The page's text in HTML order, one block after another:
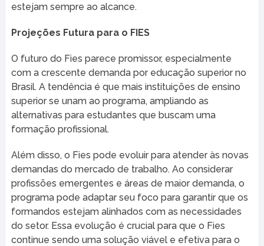
estejam sempre ao alcance.
Projeções Futura para o FIES
O futuro do Fies parece promissor, especialmente
com a crescente demanda por educação superior no
Brasil. A tendência é que mais instituições de ensino
superior se unam ao programa, ampliando as
alternativas para estudantes que buscam uma
formação profissional.
Além disso, o Fies pode evoluir para atender às novas
demandas do mercado de trabalho. Ao considerar
profissões emergentes e áreas de maior demanda, o
programa pode adaptar seu foco para garantir que os
formandos estejam alinhados com as necessidades
do setor. Essa evolução é crucial para que o Fies
continue sendo uma solução viável e efetiva para o